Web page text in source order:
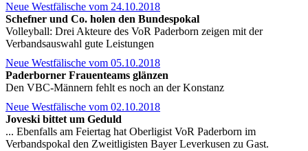
Neue Westfälische vom 24.10.2018
Schefner und Co. holen den Bundespokal
Volleyball: Drei Akteure des VoR Paderborn zeigen mit der
Verbandsauswahl gute Leistungen
Neue Westfälische vom 05.10.2018
Paderborner Frauenteams glänzen
Den VBC-Männern fehlt es noch an der Konstanz
Neue Westfälische vom 02.10.2018
Joveski bittet um Geduld
... Ebenfalls am Feiertag hat Oberligist VoR Paderborn im
Verbandspokal den Zweitligisten Bayer Leverkusen zu Gast.